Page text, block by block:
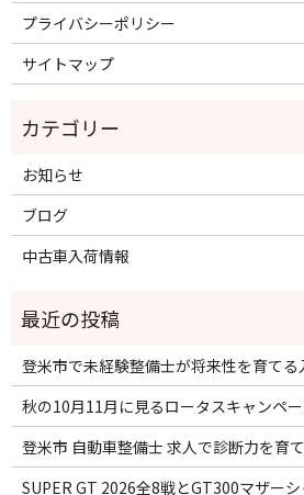
プライバシーポリシー
サイトマップ
お知らせ
ブログ
中古車入荷情報
登米市で未経験整備士が将来性を育てる
秋の10月11月に見るロータスキャンペ
登米市 自動車整備士 求人で診断力を育
SUPER GT 2026全8戦とGT300マザー